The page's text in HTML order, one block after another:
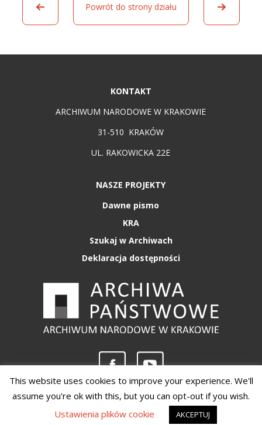
Powrót do strony działu
KONTAKT
ARCHIWUM NARODOWE W KRAKOWIE
31-510 KRAKÓW
UL. RAKOWICKA 22E
NASZE PROJEKTY
Dawne pismo
KRA
Szukaj w Archiwach
Deklaracja dostępności
Copyright 2020 - Archiwum Narodowe w Krakowie
This website uses cookies to improve your experience. We'll
assume you're ok with this, but you can opt-out if you wish.
Ustawienia plików cookie
AKCEPTUJ